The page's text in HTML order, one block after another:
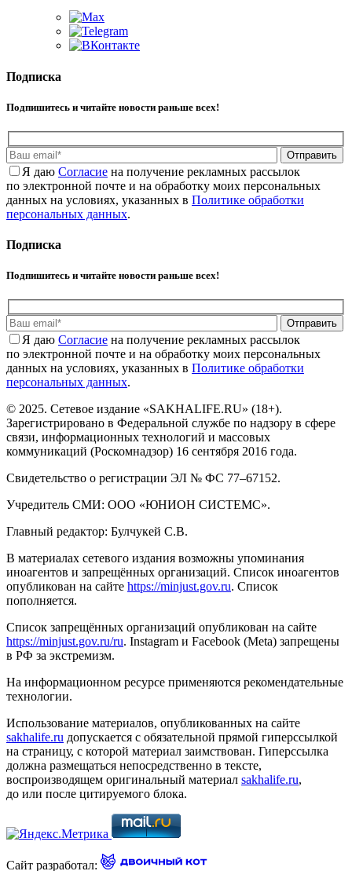
Подписка
Подпишитесь и читайте новости раньше всех!
Отправить
Я даю Cогласие на получение рекламных рассылок
по электронной почте и на обработку моих персональных
данных на условиях, указанных в Политике обработки
персональных данных.
Подписка
Подпишитесь и читайте новости раньше всех!
Отправить
Я даю Cогласие на получение рекламных рассылок
по электронной почте и на обработку моих персональных
данных на условиях, указанных в Политике обработки
персональных данных.
© 2025. Сетевое издание «SAKHALIFE.RU» (18+).
Зарегистрировано в Федеральной службе по надзору в сфере
связи, информационных технологий и массовых
коммуникаций (Роскомнадзор) 16 сентября 2016 года.
Свидетельство о регистрации ЭЛ № ФС 77–67152.
Учредитель СМИ: ООО «ЮНИОН СИСТЕМС».
Главный редактор: Булчукей С.В.
В материалах сетевого издания возможны упоминания
иноагентов и запрещённых организаций. Список иноагентов
опубликован на сайте https://minjust.gov.ru. Список
пополняется.
Список запрещённых организаций опубликован на сайте
https://minjust.gov.ru/ru. Instagram и Facebook (Metа) запрещены
в РФ за экстремизм.
На информационном ресурсе применяются рекомендательные
технологии.
Использование материалов, опубликованных на сайте
sakhalife.ru допускается с обязательной прямой гиперссылкой
на страницу, с которой материал заимствован. Гиперссылка
должна размещаться непосредственно в тексте,
воспроизводящем оригинальный материал sakhalife.ru,
до или после цитируемого блока.
Сайт разработал: